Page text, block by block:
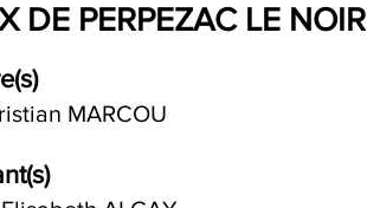
DE PERPEZAC LE NOIR
MARCOU